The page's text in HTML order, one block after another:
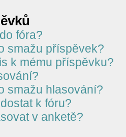
fóra?
smažu příspěvek?
k mému příspěvku?
smažu hlasování?
k fóru?
v anketě?